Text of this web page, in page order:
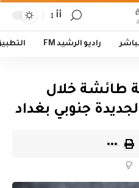
أأ
راديو الرشيد FM
طائشة خلال
جنوبي بغداد